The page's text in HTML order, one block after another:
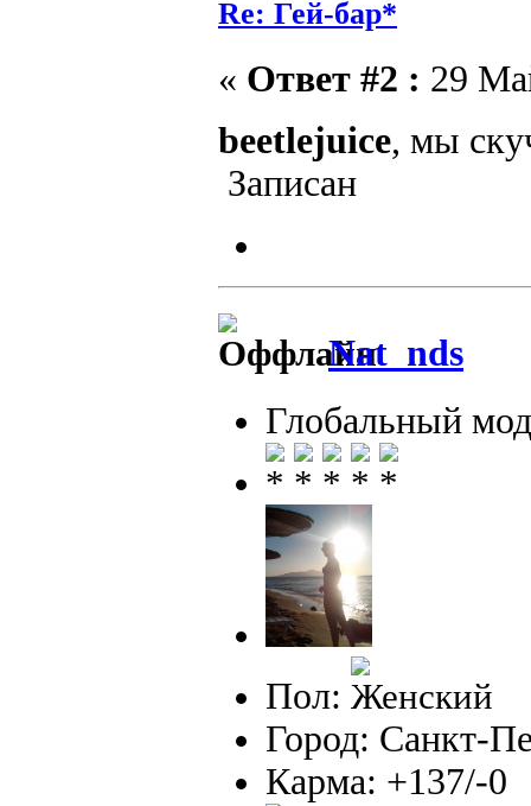
Re: Гей-бар*
« Ответ #2 : 29
beetlejuice, мы
Записан
Nat_nds
Глобальный
Пол:
Город: Санкт-
Карма: +137/-0